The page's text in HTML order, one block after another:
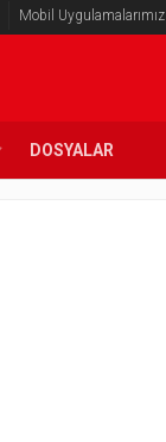
Mobil Uygulamalarımız
DOSYALAR